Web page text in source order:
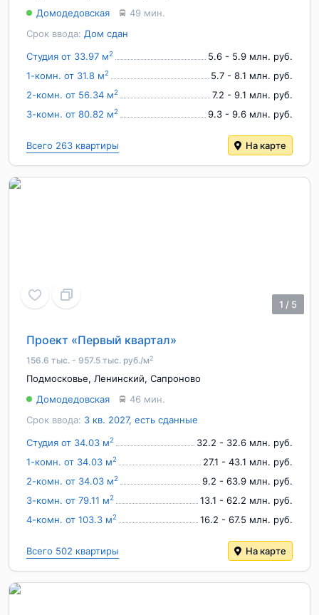
Срок ввода: Дом сдан
Домодедовская 49 мин.
Студия от 33.97 м2
5.6 - 5.9 млн. руб.
1-комн. от 31.8 м2
5.7 - 8.1 млн. руб.
2-комн. от 56.34 м2
7.2 - 9.1 млн. руб.
3-комн. от 80.82 м2 9.3 - 9.6 млн. руб.
Всего 263 квартиры На карте
1 / 5
Проект «Первый квартал»
156.6 тыс. - 957.5 тыс. руб./м2
Подмосковье, Ленинский, Сапроново
Срок ввода: 3 кв. 2027, есть сданные
Домодедовская 46 мин.
Студия от 34.03 м2
32.2 - 32.6 млн. руб.
1-комн. от 34.03 м2
27.1 - 43.1 млн. руб.
2-комн. от 34.03 м2
9.2 - 63.9 млн. руб.
3-комн. от 79.11 м2
13.1 - 62.2 млн. руб.
4-комн. от 103.3 м2 16.2 - 67.5 млн. руб.
Всего 502 квартиры На карте